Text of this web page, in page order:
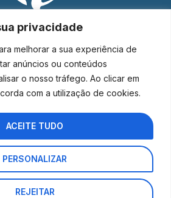
privacidade
melhorar a sua experiência de
anúncios ou conteúdos
o nosso tráfego. Ao clicar em
com a utilização de cookies.
PERSONALIZAR
REJEITAR
ACEITE TUDO
- Todos os direitos reservados.